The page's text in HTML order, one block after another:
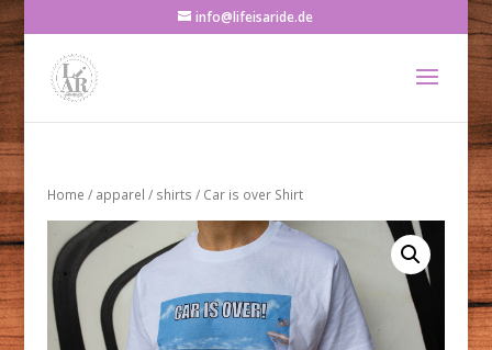
info@lifeisaride.de
Home / apparel / shirts / Car is over Shirt